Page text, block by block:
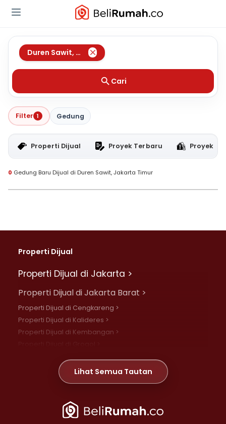
Duren Sawit, Jakarta Timur
Cari
Filter 1 Gedung
Properti Dijual Proyek Terbaru Proyek
0 Gedung Baru Dijual di Duren Sawit, Jakarta Timur
Properti Dijual
Properti Dijual di Jakarta >
Properti Dijual di Jakarta Barat >
Properti Dijual di Cengkareng >
Properti Dijual di Kalideres >
Properti Dijual di Kembangan >
Properti Dijual di Meruya >
Properti Dijual di Jelambar >
Properti Dijual di Jakarta Pusat >
Lihat Semua Tautan